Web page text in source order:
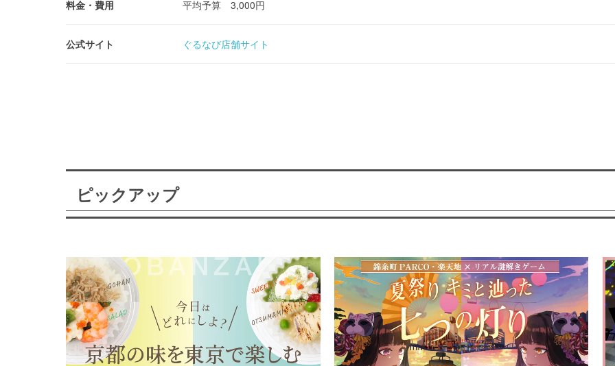
料金・費用 平均予算 3,000円
公式サイト ぐるなび店舗サイト
ピックアップ